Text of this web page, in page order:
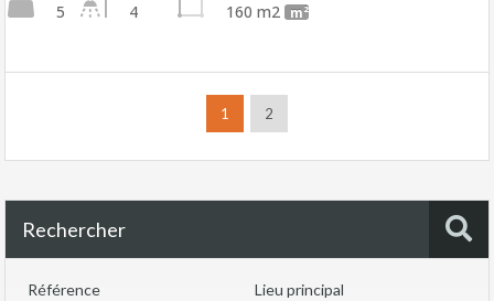
5 4 160 m2 m²
1 2
Rechercher
Référence Lieu principal